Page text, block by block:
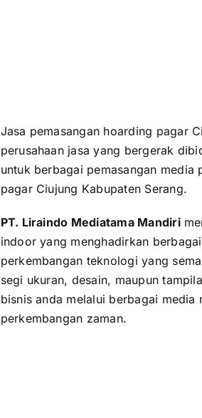
Jasa pemasangan hoarding pagar
perusahaan jasa yang bergerak
untuk berbagai pemasangan
pagar Ciujung Kabupaten Serang.
PT. Liraindo Mediatama Mandiri
indoor yang menghadirkan
perkembangan teknologi yang
segi ukuran, desain, maupun
bisnis anda melalui berbagai
perkembangan zaman.